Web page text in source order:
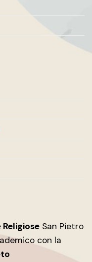
San Pietro
con la